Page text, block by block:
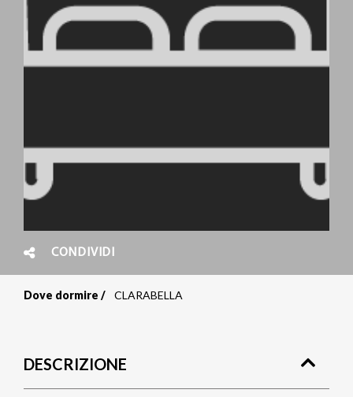
CONDIVIDI
pane
Dove dormire CLARABELLA
DESCRIZIONE